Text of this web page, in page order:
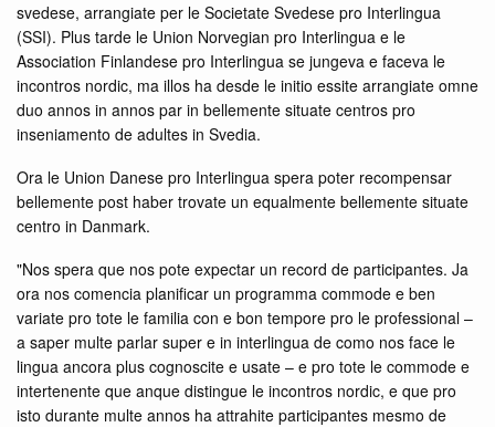
svedese, arrangiate per le Societate Svedese pro Interlingua
(SSI). Plus tarde le Union Norvegian pro Interlingua e le
Association Finlandese pro Interlingua se jungeva e faceva le
incontros nordic, ma illos ha desde le initio essite arrangiate omne
duo annos in annos par in bellemente situate centros pro
inseniamento de adultes in Svedia.
Ora le Union Danese pro Interlingua spera poter recompensar
bellemente post haber trovate un equalmente bellemente situate
centro in Danmark.
"Nos spera que nos pote expectar un record de participantes. Ja
ora nos comencia planificar un programma commode e ben
variate pro tote le familia con e bon tempore pro le professional –
a saper multe parlar super e in interlingua de como nos face le
lingua ancora plus cognoscite e usate – e pro tote le commode e
intertenente que anque distingue le incontros nordic, e que pro
isto durante multe annos ha attrahite participantes mesmo de